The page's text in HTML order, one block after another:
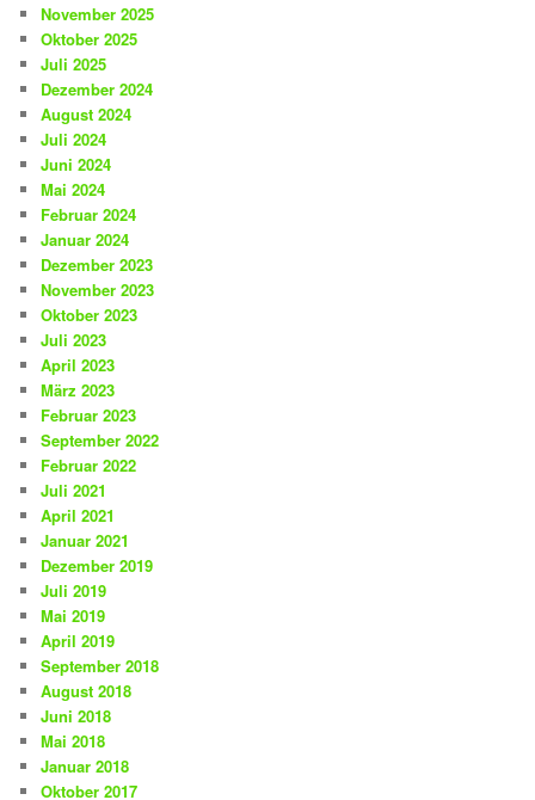
November 2025
Oktober 2025
Juli 2025
Dezember 2024
August 2024
Juli 2024
Juni 2024
Mai 2024
Februar 2024
Januar 2024
Dezember 2023
November 2023
Oktober 2023
Juli 2023
April 2023
März 2023
Februar 2023
September 2022
Februar 2022
Juli 2021
April 2021
Januar 2021
Dezember 2019
Juli 2019
Mai 2019
April 2019
September 2018
August 2018
Juni 2018
Mai 2018
Januar 2018
Oktober 2017